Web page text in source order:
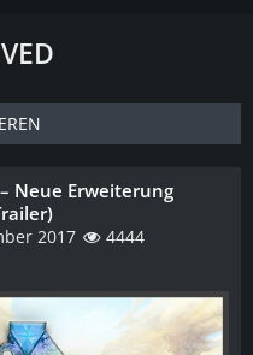
Neue Erweiterung
2017
4444
WEITERLESEN